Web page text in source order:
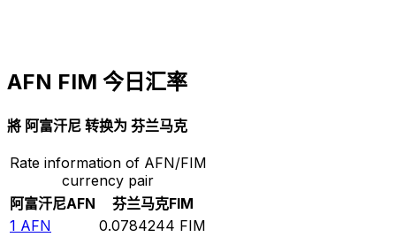
AFN FIM 今日汇率
將 阿富汗尼 转换为 芬兰马克
Rate information of AFN/FIM
currency pair
阿富汗尼AFN 芬兰马克FIM
1 AFN 0.0784244 FIM